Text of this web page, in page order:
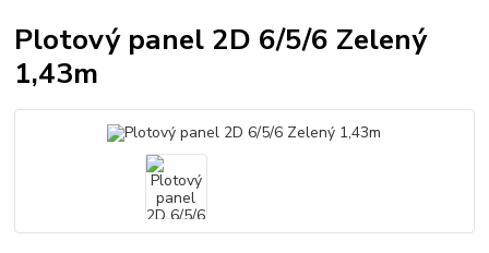
Plotový panel 2D 6/5/6 Zelený
1,43m